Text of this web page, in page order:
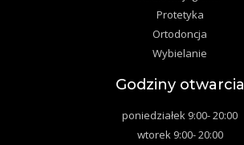
Protetyka
Ortodoncja
Wybielanie
Godziny otwarcia
poniedziałek 9:00- 20:00
wtorek 9:00- 20:00